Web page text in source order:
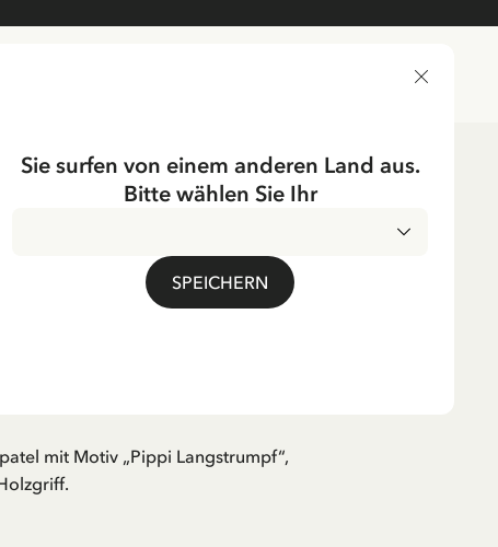
Langstrumpf, groß,
mit Motiv „Pippi Langstrumpf“,
Sie surfen von einem anderen Land aus.
Bitte wählen Sie Ihr
SPEICHERN